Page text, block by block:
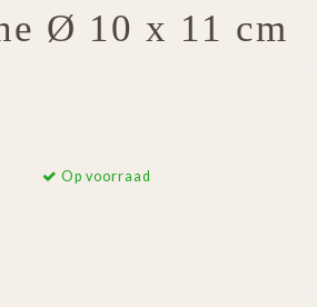
Ø 10 x 11 cm
Op voorraad